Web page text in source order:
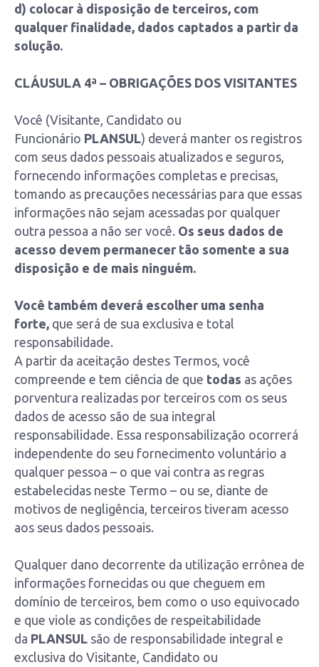
d) colocar à disposição de terceiros, com
qualquer finalidade, dados captados a partir da
solução.
CLÁUSULA 4ª – OBRIGAÇÕES DOS VISITANTES
Você (Visitante, Candidato ou
Funcionário PLANSUL) deverá manter os registros
com seus dados pessoais atualizados e seguros,
fornecendo informações completas e precisas,
tomando as precauções necessárias para que essas
informações não sejam acessadas por qualquer
outra pessoa a não ser você. Os seus dados de
acesso devem permanecer tão somente a sua
disposição e de mais ninguém.
Você também deverá escolher uma senha
forte, que será de sua exclusiva e total
responsabilidade.
A partir da aceitação destes Termos, você
compreende e tem ciência de que todas as ações
porventura realizadas por terceiros com os seus
dados de acesso são de sua integral
responsabilidade. Essa responsabilização ocorrerá
independente do seu fornecimento voluntário a
qualquer pessoa – o que vai contra as regras
estabelecidas neste Termo – ou se, diante de
motivos de negligência, terceiros tiveram acesso
aos seus dados pessoais.
Qualquer dano decorrente da utilização errônea de
informações fornecidas ou que cheguem em
domínio de terceiros, bem como o uso equivocado
e que viole as condições de respeitabilidade
da PLANSUL são de responsabilidade integral e
exclusiva do Visitante, Candidato ou